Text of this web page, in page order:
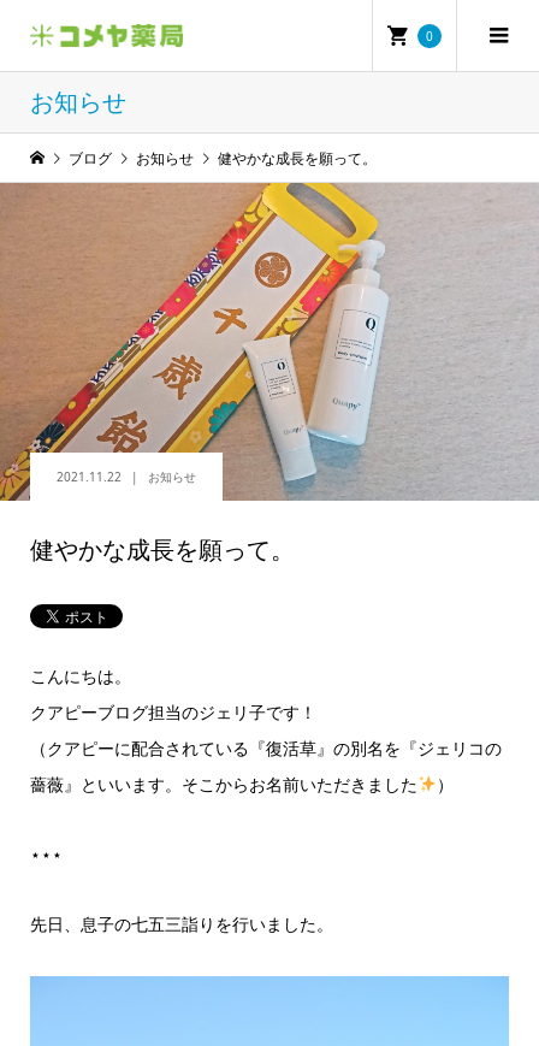
0
お知らせ
ブログ お知らせ 健やかな成長を願って。
2021.11.22 お知らせ
健やかな成長を願って。
こんにちは。
クアピーブログ担当のジェリ子です！
（クアピーに配合されている『復活草』の別名を『ジェリコの
薔薇』といいます。そこからお名前いただきました
）
⋆⋆⋆
先日、息子の七五三詣りを行いました。